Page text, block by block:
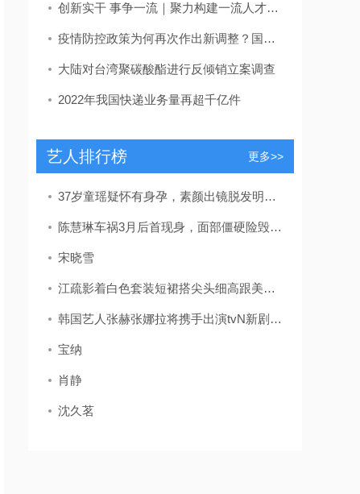
创新实干 事争一流｜聚力构建一流人才发展体系！东营区发布教育、卫生、吕剧人才新政策
疫情防控政策为何再次作出新调整？国家卫健委回应
大陆对台湾聚碳酸酯进行反倾销立案调查
2022年我国快递业务量再超千亿件
艺人排行榜 更多>>
37岁童瑶疑怀有身孕，素颜出镜脱发明显，放宝宝安全座椅孕味十足
陈慧琳车祸3月后首现身，面部僵硬险毁容，留疤自曝未找整容医生
宋晓雪
江疏影着白色套装短裙搭尖头细高跟美的独特网友：被长腿折服
韩国艺人张赫张娜拉将携手出演tvN新剧《family》
宝纳
肖静
沈久茗